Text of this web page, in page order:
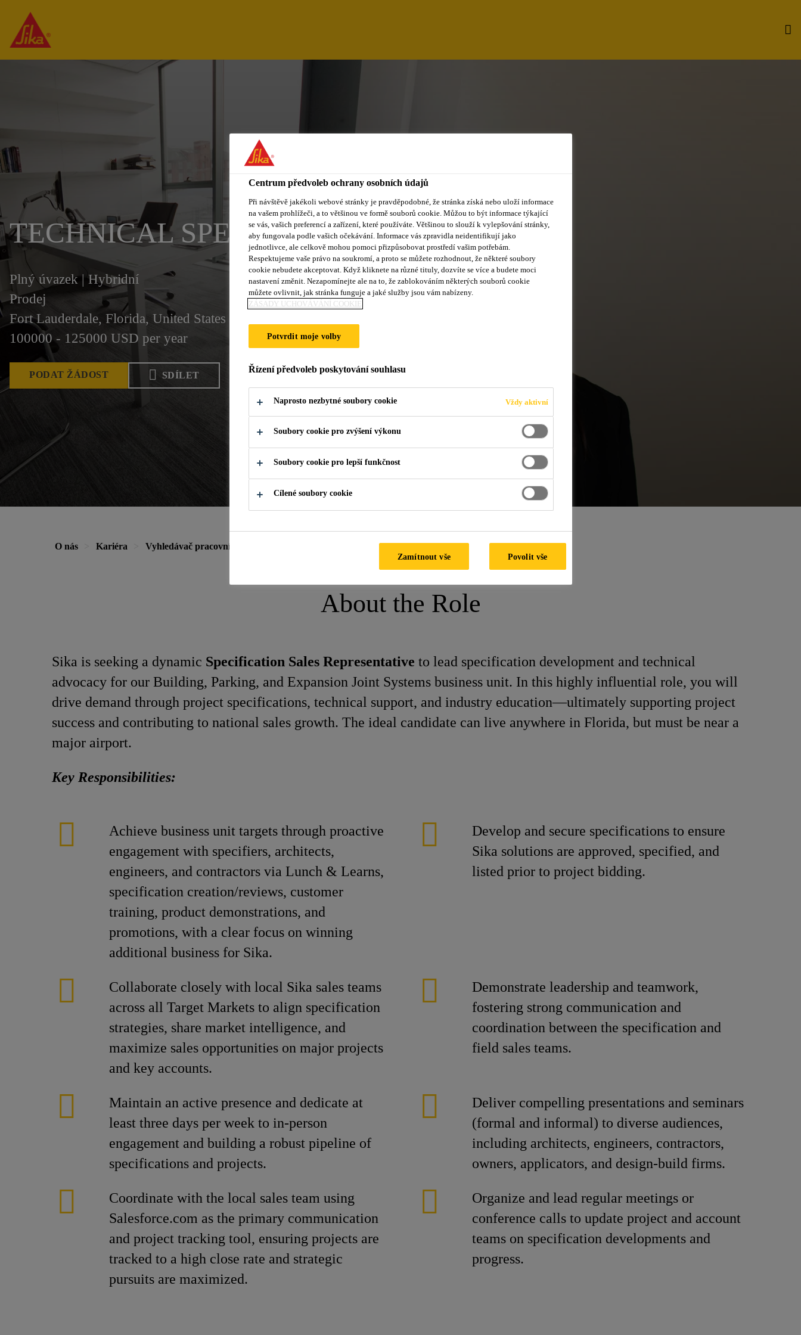
TECHNICAL SPECIFICATION MANAGER
Plný úvazek | Hybridní
Prodej
Fort Lauderdale, Florida, United States
100000 - 125000 USD per year
PODAT ŽÁDOST SDÍLET
O nás Kariéra Vyhledávač pracovních míst Technical Specification Manager
About the Role
Sika is seeking a dynamic Specification Sales Representative to lead specification development and technical
advocacy for our Building, Parking, and Expansion Joint Systems business unit. In this highly influential role, you will
drive demand through project specifications, technical support, and industry education—ultimately supporting project
success and contributing to national sales growth. The ideal candidate can live anywhere in Florida, but must be near a
major airport.
Key Responsibilities:
Achieve business unit targets through proactive
engagement with specifiers, architects,
engineers, and contractors via Lunch & Learns,
specification creation/reviews, customer
training, product demonstrations, and
promotions, with a clear focus on winning
additional business for Sika.
Develop and secure specifications to ensure
Sika solutions are approved, specified, and
listed prior to project bidding.
Collaborate closely with local Sika sales teams
across all Target Markets to align specification
strategies, share market intelligence, and
maximize sales opportunities on major projects
and key accounts.
Demonstrate leadership and teamwork,
fostering strong communication and
coordination between the specification and
field sales teams.
Maintain an active presence and dedicate at
least three days per week to in-person
engagement and building a robust pipeline of
specifications and projects.
Deliver compelling presentations and seminars
(formal and informal) to diverse audiences,
including architects, engineers, contractors,
owners, applicators, and design-build firms.
Coordinate with the local sales team using
Salesforce.com as the primary communication
and project tracking tool, ensuring projects are
tracked to a high close rate and strategic
pursuits are maximized.
Organize and lead regular meetings or
conference calls to update project and account
teams on specification developments and
progress.
Centrum předvoleb ochrany osobních údajů
Při návštěvě jakékoli webové stránky je pravděpodobné, že stránka získá nebo uloží informace
na vašem prohlížeči, a to většinou ve formě souborů cookie. Můžou to být informace týkající
se vás, vašich preferencí a zařízení, které používáte. Většinou to slouží k vylepšování stránky,
aby fungovala podle vašich očekávání. Informace vás zpravidla neidentifikují jako
jednotlivce, ale celkově mohou pomoci přizpůsobovat prostředí vašim potřebám.
Respektujeme vaše právo na soukromí, a proto se můžete rozhodnout, že některé soubory
cookie nebudete akceptovat. Když kliknete na různé tituly, dozvíte se více a budete moci
nastavení změnit. Nezapomínejte ale na to, že zablokováním některých souborů cookie
můžete ovlivnit, jak stránka funguje a jaké služby jsou vám nabízeny.
ZÁSADY UCHOVÁVÁNÍ COOKIE
Potvrdit moje volby
Řízení předvoleb poskytování souhlasu
Naprosto nezbytné soubory cookie Vždy aktivní
Soubory cookie pro zvýšení výkonu
Soubory cookie pro lepší funkčnost
Cílené soubory cookie
Zamítnout vše Povolit vše